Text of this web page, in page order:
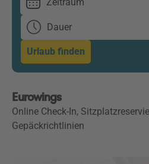
Dauer
Urlaub finden
Eurowings
Online Check-In,
Gepäckrichtlinien